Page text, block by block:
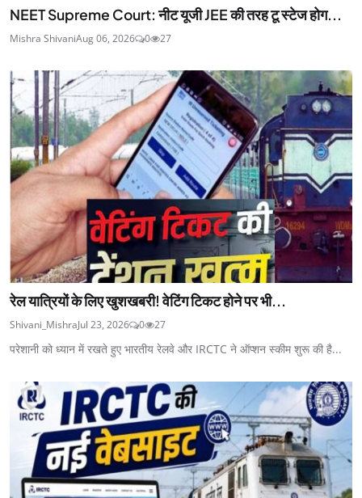
NEET Supreme Court: नीट यूजी JEE की तरह टू स्टेज होग...
Mishra ShivaniAug 06, 2026 0 27
रेल यात्रियों के लिए खुशखबरी! वेटिंग टिकट होने पर भी...
Shivani_MishraJul 23, 2026 0 27
परेशानी को ध्यान में रखते हुए भारतीय रेलवे और IRCTC ने ऑप्शन स्कीम शुरू की है...